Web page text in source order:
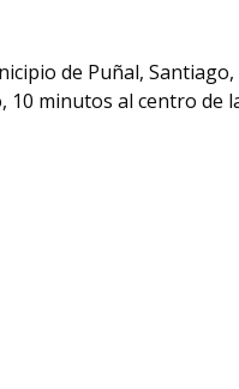
de Puñal,
minutos al centro de